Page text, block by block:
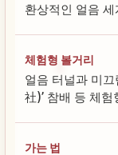
환상적인 얼음
체험형 볼거리
얼음 터널과 미
社)’ 참배 등 체
가는 법